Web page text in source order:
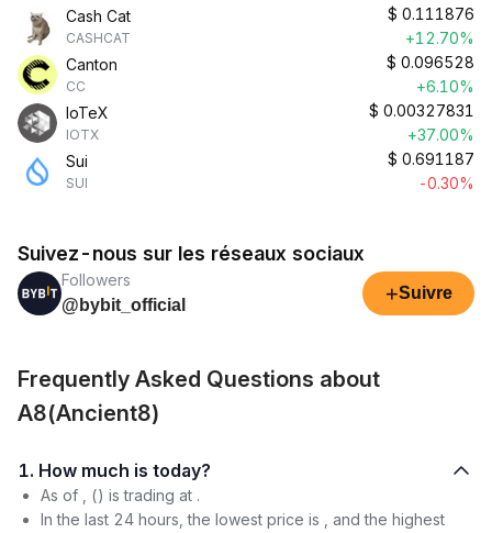
Cash Cat
CASHCAT
$ 0.111876
+12.70%
Canton
CC
$ 0.096528
+6.10%
IoTeX
IOTX
$ 0.00327831
+37.00%
Sui
SUI
$ 0.691187
-0.30%
Suivez-nous sur les réseaux sociaux
Followers
@bybit_official
+Suivre
Frequently Asked Questions about
A8(Ancient8)
1. How much is today?
As of , () is trading at .
In the last 24 hours, the lowest price is , and the highest